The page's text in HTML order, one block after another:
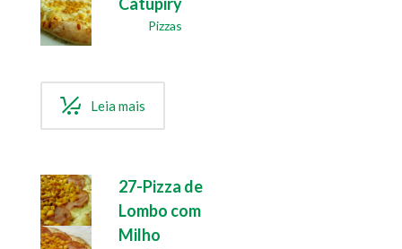
Catupiry
Pizzas
Leia mais
27-Pizza de
Lombo com
Milho